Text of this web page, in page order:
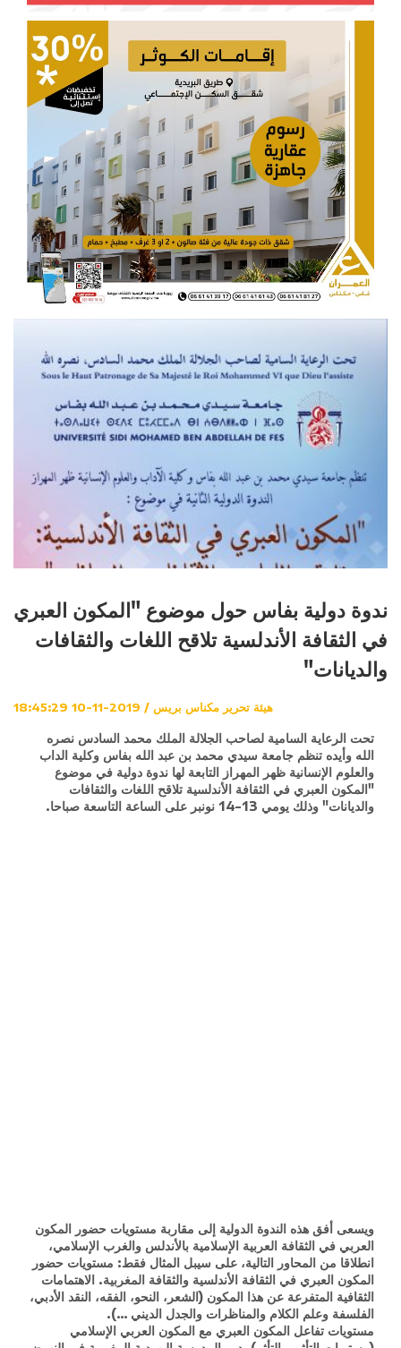
ندوة دولية بفاس حول موضوع "المكون العبري
في الثقافة الأندلسية تلاقح اللغات والثقافات
والديانات"
هيئة تحرير مكناس بريس / 2019-11-10 18:45:29
تحت الرعاية السامية لصاحب الجلالة الملك محمد السادس نصره
الله وأيده تنظم جامعة سيدي محمد بن عبد الله بفاس وكلية الداب
والعلوم الإنسانية ظهر المهراز التابعة لها ندوة دولية في موضوع
"المكون العبري في الثقافة الأندلسية تلاقح اللغات والثقافات
والديانات" وذلك يومي 13-14 نونبر على الساعة التاسعة صباحا.
ويسعى أفق هذه الندوة الدولية إلى مقاربة مستويات حضور المكون
العربي في الثقافة العربية الإسلامية بالأندلس والغرب الإسلامي،
انطلاقا من المحاور التالية، على سيبل المثال فقط: مستويات حضور
المكون العبري في الثقافة الأندلسية والثقافة المغربية. الاهتمامات
الثقافية المتفرعة عن هذا المكون (الشعر، النحو، الفقه، النقد الأدبي،
الفلسفة وعلم الكلام والمناظرات والجدل الديني …).
مستويات تفاعل المكون العبري مع المكون العربي الإسلامي